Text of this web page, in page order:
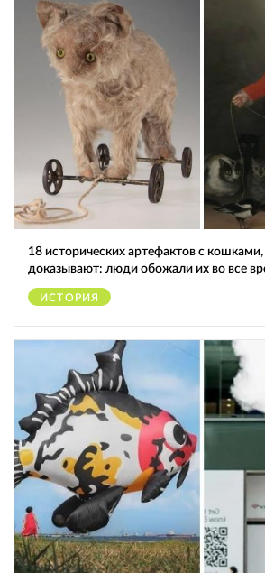
18 исторических артефактов с
доказывают: люди обожали их во все
ИСТОРИЯ